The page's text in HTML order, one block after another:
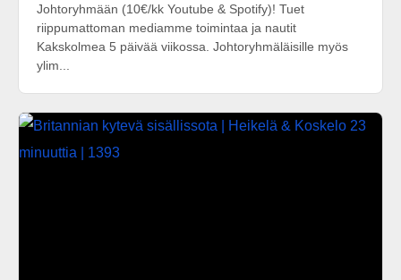
Johtoryhmään (10€/kk Youtube & Spotify)! Tuet
riippumattoman mediamme toimintaa ja nautit
Kakskolmea 5 päivää viikossa. Johtoryhmäläisille myös
ylim...